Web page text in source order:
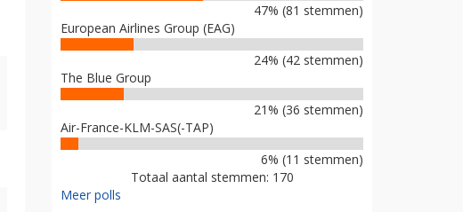
47% (81 stemmen)
European Airlines Group (EAG)
24% (42 stemmen)
The Blue Group
21% (36 stemmen)
Air-France-KLM-SAS(-TAP)
6% (11 stemmen)
Totaal aantal stemmen: 170
Meer polls